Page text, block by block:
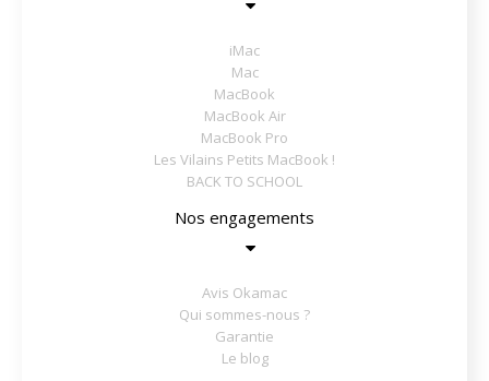
iMac
Mac
MacBook
MacBook Air
MacBook Pro
Les Vilains Petits MacBook !
BACK TO SCHOOL
Nos engagements
Avis Okamac
Qui sommes-nous ?
Garantie
Le blog